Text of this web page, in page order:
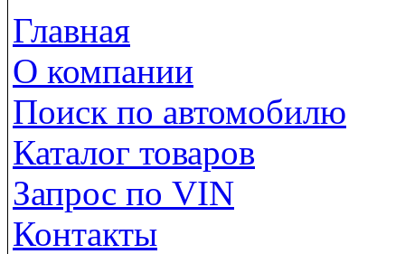
Главная
О компании
Поиск по автомобилю
Каталог товаров
Запрос по VIN
Контакты